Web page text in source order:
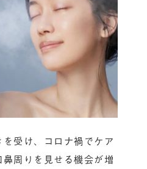
受け、コロナ禍でケア
周りを見せる機会が増